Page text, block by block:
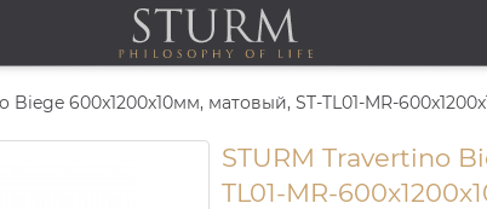
600x1200x10мм, матовый, ST-TL01-MR-
STURM Travertino
TL01-MR-